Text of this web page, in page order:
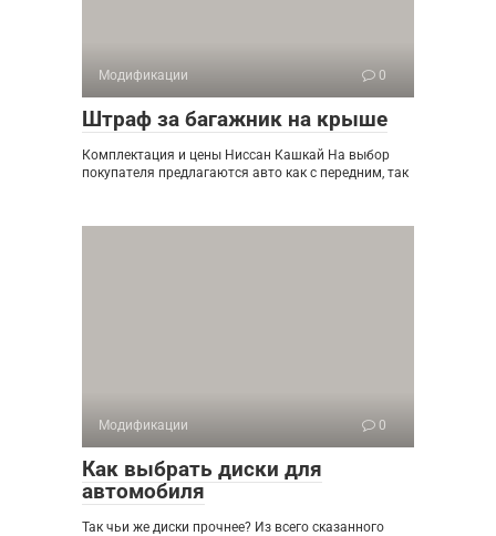
Модификации 0
Штраф за багажник на крыше
Комплектация и цены Ниссан Кашкай На выбор
покупателя предлагаются авто как с передним, так
Модификации 0
Как выбрать диски для
автомобиля
Так чьи же диски прочнее? Из всего сказанного